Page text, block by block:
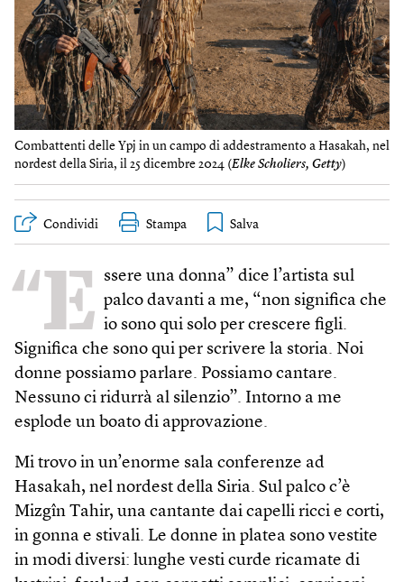
Combattenti delle Ypj in un campo di addestramento a Hasakah, nel
nordest della Siria, il 25 dicembre 2024 (Elke Scholiers, Getty)
Condividi Stampa
“E ssere una donna” dice l’artista sul
palco davanti a me, “non significa che
io sono qui solo per crescere figli.
Significa che sono qui per scrivere la storia. Noi
donne possiamo parlare. Possiamo cantare.
Nessuno ci ridurrà al silenzio”. Intorno a me
esplode un boato di approvazione.
Mi trovo in un’enorme sala conferenze ad
Hasakah, nel nordest della Siria. Sul palco c’è
Mizgîn Tahir, una cantante dai capelli ricci e corti,
in gonna e stivali. Le donne in platea sono vestite
in modi diversi: lunghe vesti curde ricamate di